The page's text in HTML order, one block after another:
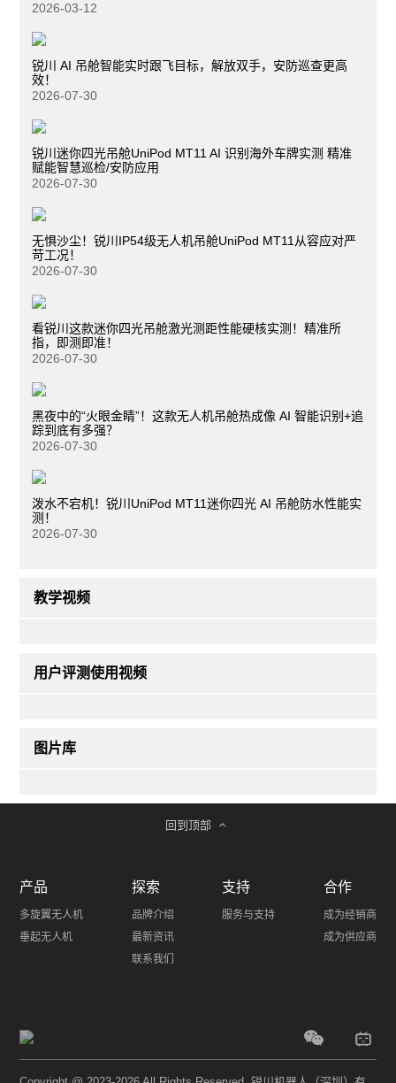
2026-03-12
锐川 AI 吊舱智能实时跟飞目标，解放双手，安防巡查更高
效！
2026-07-30
锐川迷你四光吊舱UniPod MT11 AI 识别海外车牌实测 精准
赋能智慧巡检/安防应用
2026-07-30
无惧沙尘！锐川IP54级无人机吊舱UniPod MT11从容应对严
苛工况！
2026-07-30
看锐川这款迷你四光吊舱激光测距性能硬核实测！精准所
指，即测即准！
2026-07-30
黑夜中的“火眼金睛”！这款无人机吊舱热成像 AI 智能识别+追
踪到底有多强？
2026-07-30
泼水不宕机！锐川UniPod MT11迷你四光 AI 吊舱防水性能实
测！
2026-07-30
教学视频
用户评测使用视频
图片库
回到顶部
产品
多旋翼无人机
垂起无人机
探索
品牌介绍
最新资讯
联系我们
支持
服务与支持
合作
成为经销商
成为供应商